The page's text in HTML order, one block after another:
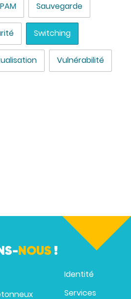
PAM Sauvegarde
Switching
Vulnérabilité
NOUS !
Identité
Services